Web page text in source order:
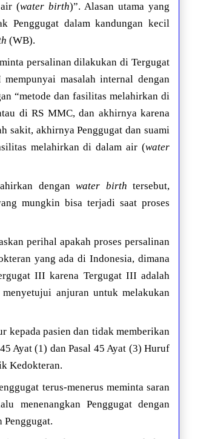
(water birth)”. Alasan utama yang
Penggugat dalam kandungan kecil
(WB).
persalinan dilakukan di Tergugat
masalah internal dengan
“metode dan fasilitas melahirkan di
di RS MMC, dan akhirnya karena
sakit, akhirnya Penggugat dan suami
melahirkan di dalam air (water
denganwater birth tersebut,
mungkin bisa terjadi saat proses
perihal apakah proses persalinan
yang ada di Indonesia, dimana
III karena Tergugat III adalah
anjuran untuk melakukan
pasien dan tidak memberikan
Ayat (1) dan Pasal 45 Ayat (3) Huruf
Kedokteran.
terus-menerus meminta saran
menenangkan Penggugat dengan
Penggugat.